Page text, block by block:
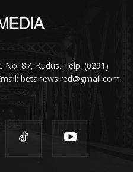
No. 87, Kudus. Telp. (0291)
betanews.red@gmail.com